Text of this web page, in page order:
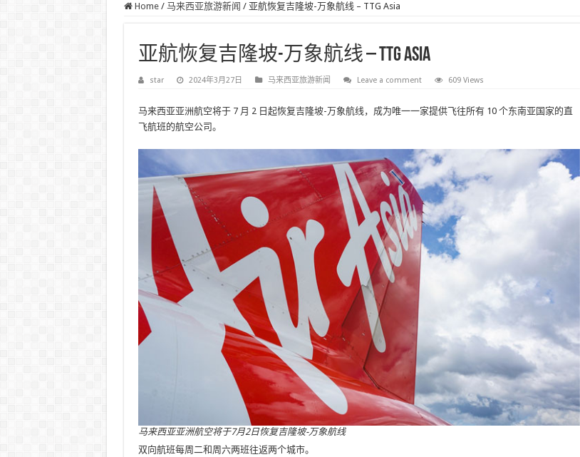
Home / 马来西亚旅游新闻 / 亚航恢复吉隆坡-万象航线 – TTG Asia
亚航恢复吉隆坡-万象航线 – TTG Asia
star 2024年3月27日 马来西亚旅游新闻 Leave a comment 609 Views
马来西亚亚洲航空将于 7 月 2 日起恢复吉隆坡-万象航线，成为唯一一家提供飞往所有 10 个东南亚国家的直
飞航班的航空公司。
马来西亚亚洲航空将于7月2日恢复吉隆坡-万象航线
双向航班每周二和周六两班往返两个城市。